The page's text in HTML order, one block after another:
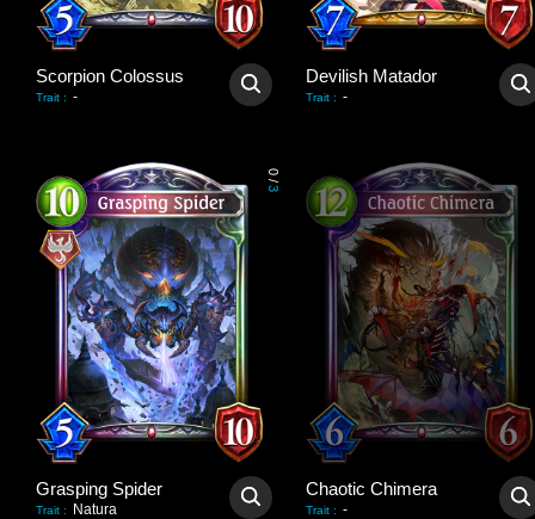
Scorpion Colossus
Trait : -
Devilish Matador
Trait : -
0
/
3
Grasping Spider
Trait : Natura
Chaotic Chimera
Trait : -